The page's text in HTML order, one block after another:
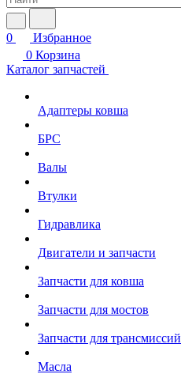
0
Избранное
0 Корзина
Каталог запчастей
Адаптеры ковша
БРС
Валы
Втулки
Гидравлика
Двигатели и запчасти
Запчасти для ковша
Запчасти для мостов
Запчасти для трансмиссий
Масла